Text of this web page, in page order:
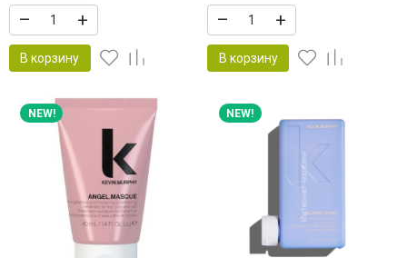
– +
В корзину
– +
В корзину
NEW! NEW!